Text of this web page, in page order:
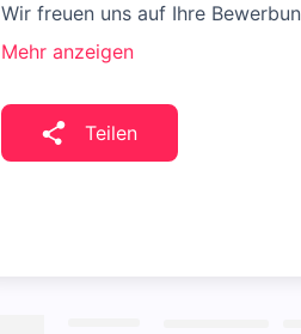
Wir freuen uns auf Ihre
Mehr anzeigen
Teilen